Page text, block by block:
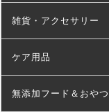
雑貨・アクセサリー
ケア用品
無添加フード＆おやつ